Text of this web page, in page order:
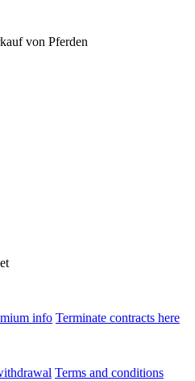
von Pferden
info Terminate contracts here
Terms and conditions